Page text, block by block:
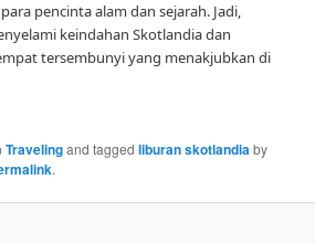
pencinta alam dan sejarah. Jadi,
keindahan Skotlandia dan
tersembunyi yang menakjubkan di
Travelingand taggedliburan skotlandiaby
.